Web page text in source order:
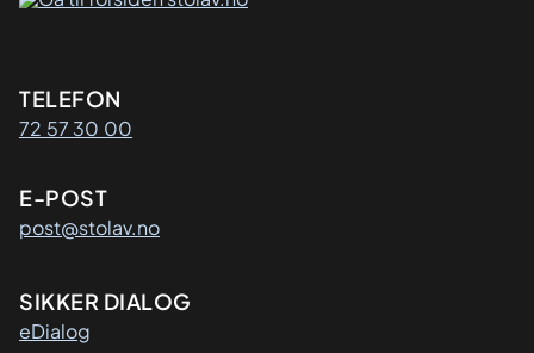
Kontaktinformasjon
TELEFON
72 57 30 00
E-POST
post@stolav.no
SIKKER DIALOG
eDialog